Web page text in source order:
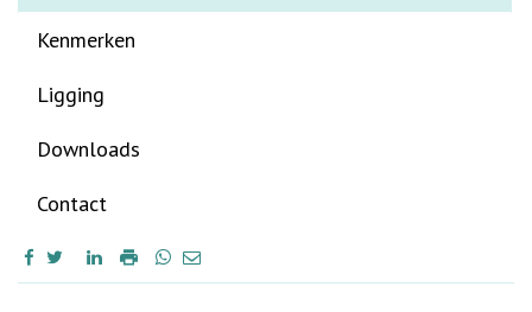
Kenmerken
Ligging
Downloads
Contact